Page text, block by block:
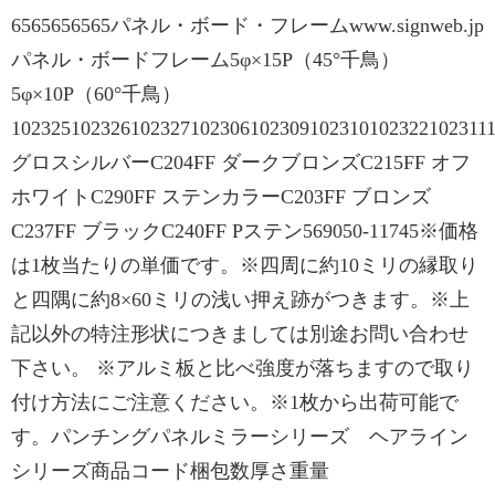
6565656565パネル・ボード・フレームwww.signweb.jp
パネル・ボードフレーム5φ×15P（45°千鳥）
5φ×10P（60°千鳥）
グロスシルバーC204FF ダークブロンズC215FF オフ
ホワイトC290FF ステンカラーC203FF ブロンズ
C237FF ブラックC240FF Pステン569050-11745※価格
は1枚当たりの単価です。※四周に約10ミリの縁取り
と四隅に約8×60ミリの浅い押え跡がつきます。※上
記以外の特注形状につきましては別途お問い合わせ
下さい。 ※アルミ板と比べ強度が落ちますので取り
付け方法にご注意ください。※1枚から出荷可能で
す。パンチングパネルミラーシリーズ ヘアライン
シリーズ商品コード梱包数厚さ重量